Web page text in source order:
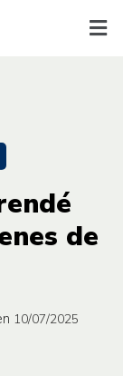
de
10/07/2025